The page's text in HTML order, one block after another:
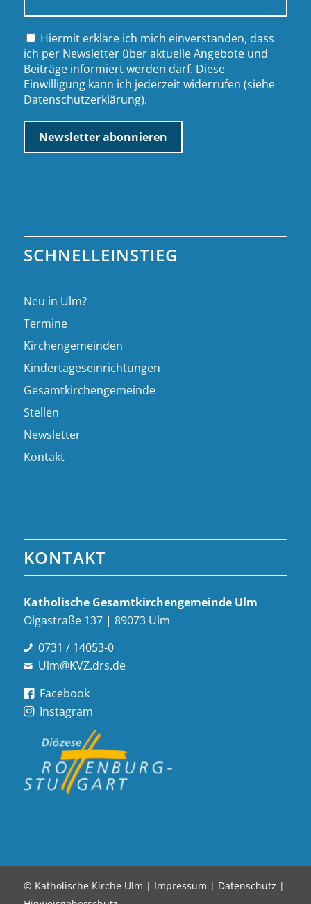
Hiermit erkläre ich mich einverstanden, dass
ich per Newsletter über aktuelle Angebote und
Beiträge informiert werden darf. Diese
Einwilligung kann ich jederzeit widerrufen (siehe
Datenschutzerklärung).
SCHNELLEINSTIEG
Neu in Ulm?
Termine
Kirchengemeinden
Kindertageseinrichtungen
Gesamtkirchengemeinde
Stellen
Newsletter
Kontakt
KONTAKT
Katholische Gesamt­kirchen­gemeinde Ulm
Olgastraße 137 | 89073 Ulm
0731 / 14053-0
Ulm@KVZ.drs.de
Facebook
Instagram
© Katholische Kirche Ulm | Impressum | Datenschutz |